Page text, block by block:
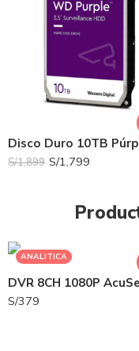
S/1,899 S/1,799
ANALITICA
S/379